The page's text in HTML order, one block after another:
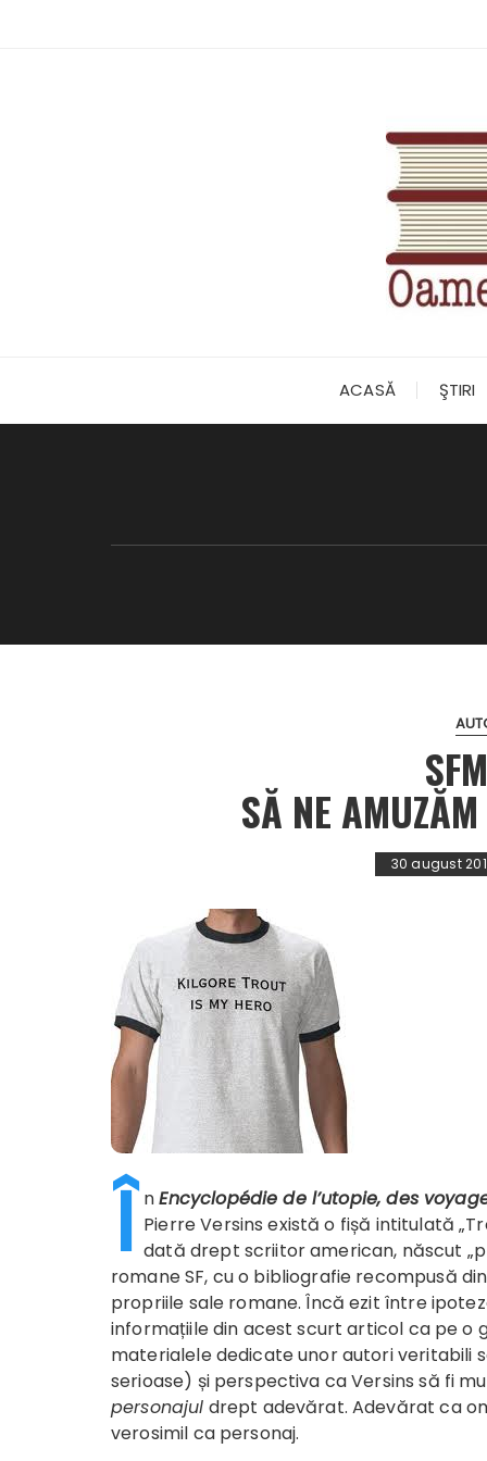
ACASĂ ŞTIRI
SĂ NE
30 august
Î nEncyclopédie de l’utopie, des
Pierre Versins există o fișă intitulată
dată drept scriitor american, născut
romane SF, cu o bibliografie recompusă
propriile sale romane. Încă ezit între
informațiile din acest scurt articol ca pe o
materialele dedicate unor autori veritabili
serioase) și perspectiva ca Versins să fi
personajul drept adevărat. Adevărat ca
verosimil ca personaj.